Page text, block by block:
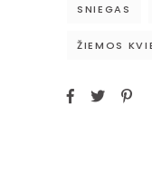
SNIEGAS
ŽIEMOS